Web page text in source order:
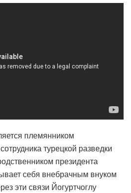
племянником
турецкой разведки
президента
себя внебрачным внуком
эти связи Йогуртчоглу